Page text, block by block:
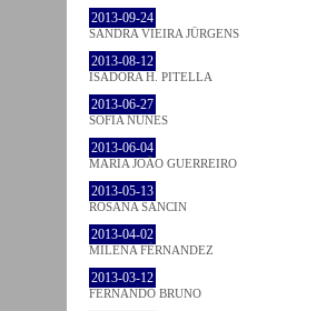
2013-09-24
SANDRA VIEIRA JÜRGENS
2013-08-12
ISADORA H. PITELLA
2013-06-27
SOFIA NUNES
2013-06-04
MARIA JOÃO GUERREIRO
2013-05-13
ROSANA SANCIN
2013-04-02
MILENA FÉRNANDEZ
2013-03-12
FERNANDO BRUNO